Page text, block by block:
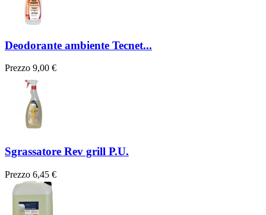
Deodorante ambiente Tecnet...
Prezzo 9,00 €
Sgrassatore Rev grill P.U.
Prezzo 6,45 €